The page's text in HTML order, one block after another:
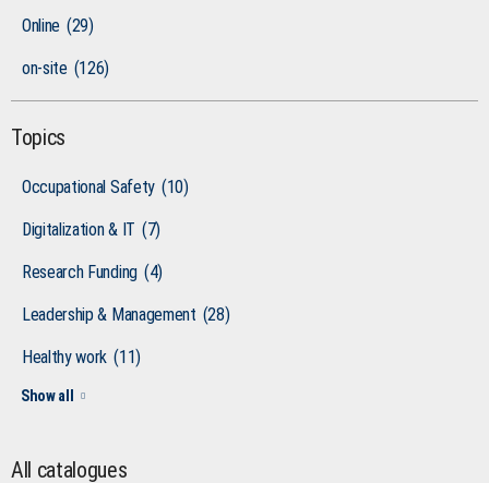
Online (29)
on-site (126)
Topics
Occupational Safety (10)
Digitalization & IT (7)
Research Funding (4)
Leadership & Management (28)
Healthy work (11)
Show all
All catalogues